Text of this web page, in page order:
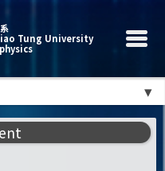
Tung University